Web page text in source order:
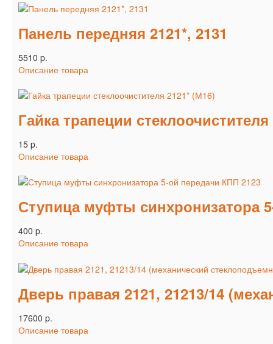
Панель передняя 2121*, 2131
5510 p.
Описание товара
Гайка трапеции
15 p.
Описание товара
Ступица муфты синхронизатора
400 p.
Описание товара
Дверь правая 2121, 21213/14
17600 p.
Описание товара